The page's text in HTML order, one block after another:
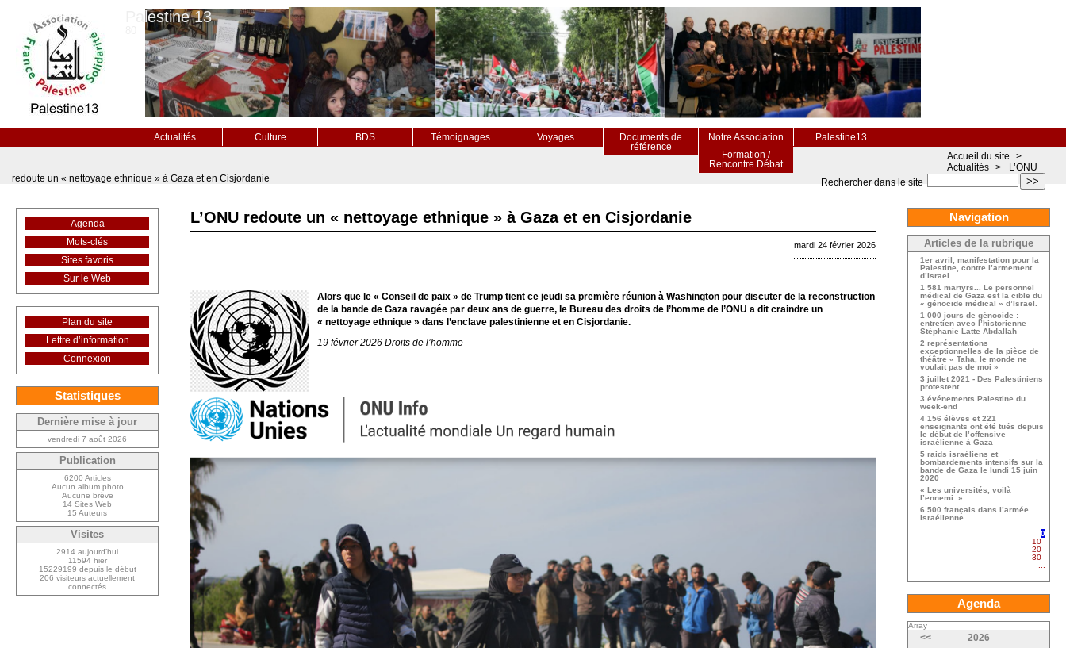
Palestine 13
Actualités Culture BDS Témoignages Voyages
Documents de
référence
Notre Association
Palestine13
Formation /
Rencontre Débat
>>
Rechercher dans le site
Accueil du site
>
Actualités >
L’ONU
redoute un « nettoyage ethnique » à Gaza et en Cisjordanie
L’ONU redoute un « nettoyage ethnique » à Gaza et en Cisjordanie
mardi 24 février 2026
Alors que le « Conseil de paix » de Trump tient ce jeudi sa première réunion à Washington pour discuter de la reconstruction
de la bande de Gaza ravagée par deux ans de guerre, le Bureau des droits de l’homme de l’ONU a dit craindre un
« nettoyage ethnique » dans l’enclave palestinienne et en Cisjordanie.
19 février 2026 Droits de l’homme
Agenda
Mots-clés
Sites favoris
Sur le Web
Plan du site
Lettre d’information
Connexion
Statistiques
Dernière mise à jour
vendredi 7 août 2026
Publication
6200 Articles
Aucun album photo
Aucune brève
14 Sites Web
15 Auteurs
Visites
2914 aujourd’hui
11594 hier
15229199 depuis le début
206 visiteurs actuellement
connectés
Navigation
Articles de la rubrique
1er avril, manifestation pour la
Palestine, contre l’armement
d’Israel
1 581 martyrs... Le personnel
médical de Gaza est la cible du
« génocide médical » d’Israël.
1 000 jours de génocide :
entretien avec l’historienne
Stéphanie Latte Abdallah
2 représentations
exceptionnelles de la pièce de
théâtre « Taha, le monde ne
voulait pas de moi »
3 juillet 2021 - Des Palestiniens
protestent...
3 événements Palestine du
week-end
4 156 élèves et 221
enseignants ont été tués depuis
le début de l’offensive
israélienne à Gaza
5 raids israéliens et
bombardements intensifs sur la
bande de Gaza le lundi 15 juin
2020
« Les universités, voilà
l’ennemi. »
6 500 français dans l’armée
israélienne...
0
10
20
30
Agenda
Array
<<
2026